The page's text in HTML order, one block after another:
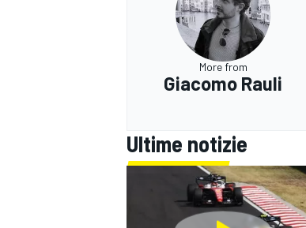
More from
Giacomo Rauli
Ultime notizie